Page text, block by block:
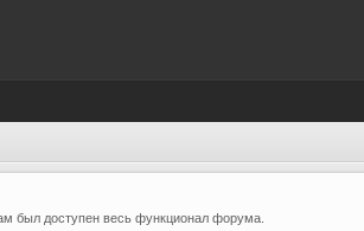
был доступен весь функционал форума.